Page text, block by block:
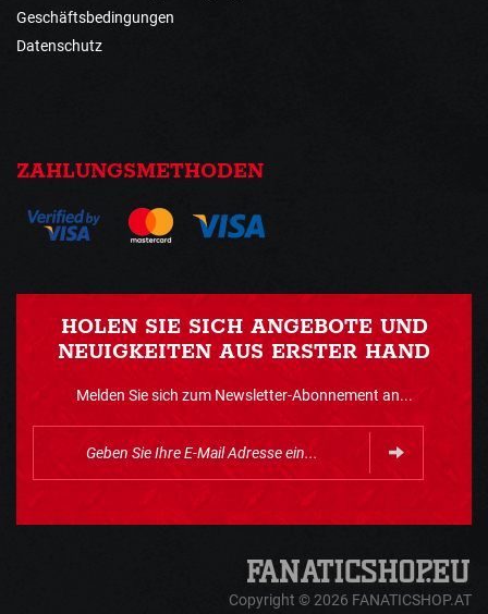
Geschäftsbedingungen
Datenschutz
ZAHLUNGSMETHODEN
HOLEN SIE SICH ANGEBOTE UND
NEUIGKEITEN AUS ERSTER HAND
Melden Sie sich zum Newsletter-Abonnement an...
Copyright © 2026 FANATICSHOP.AT